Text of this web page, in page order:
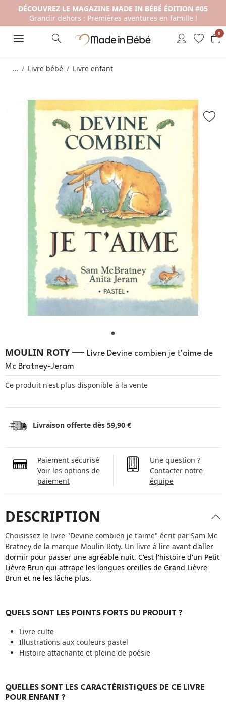
DÉCOUVREZ LE MAGAZINE MADE IN BÉBÉ ÉDITION #05
Grandir dehors : Premières aventures en famille !
0
... Livre bébé Livre enfant
MOULIN ROTY — Livre Devine combien je t'aime de
Mc Bratney-Jeram
Ce produit n'est plus disponible à la vente
Livraison offerte dès 59,90 €
Paiement sécurisé
Voir les options de
paiement
Une question ?
Contacter notre
équipe
DESCRIPTION
Choisissez le livre "Devine combien je t'aime" écrit par Sam Mc
Bratney de la marque Moulin Roty. Un livre à lire avant d'aller
dormir pour passer une agréable nuit. C'est l'histoire d'un Petit
Lièvre Brun qui attrape les longues oreilles de Grand Lièvre
Brun et ne les lâche plus.
QUELS SONT LES POINTS FORTS DU PRODUIT ?
Livre culte
Illustrations aux couleurs pastel
Histoire attachante et pleine de poésie
QUELLES SONT LES CARACTÉRISTIQUES DE CE LIVRE
POUR ENFANT ?